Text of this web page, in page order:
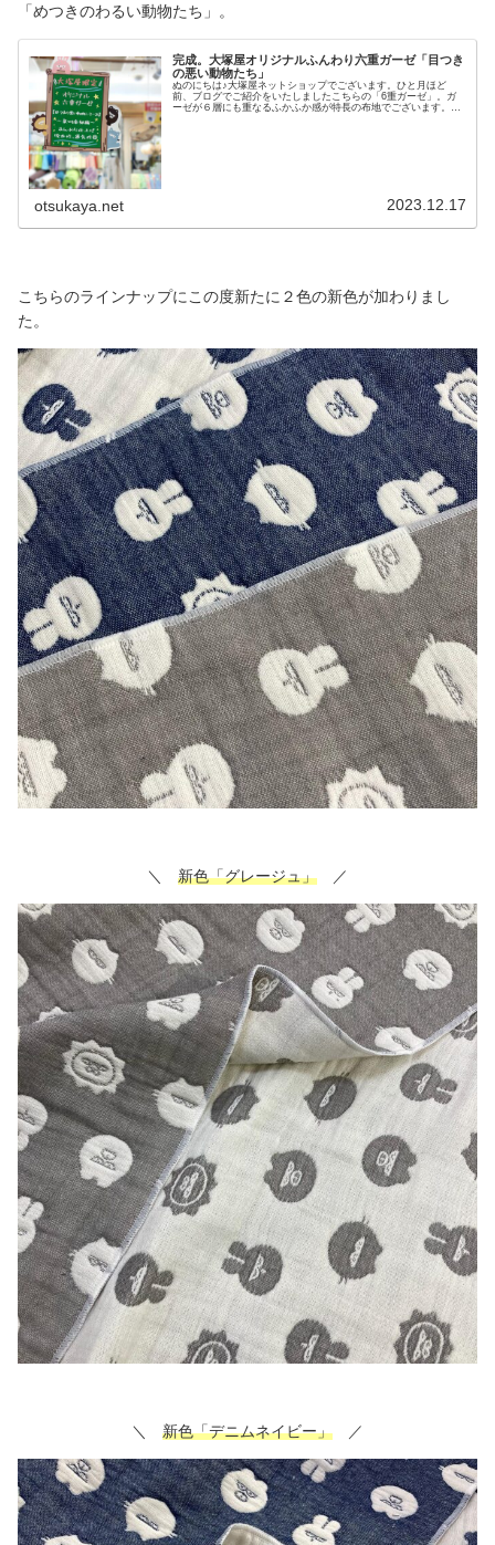
「めつきのわるい動物たち」。
完成。大塚屋オリジナルふんわり六重ガーゼ「目つき
の悪い動物たち」
ぬのにちは♪大塚屋ネットショップでございます。ひと月ほど
前、ブログでご紹介をいたしましたこちらの「6重ガーゼ」。ガ
ーゼが６層にも重なるふかふか感が特長の布地でございます。こ
otsukaya.net 2023.12.17
こちらのラインナップにこの度新たに２色の新色が加わりまし
た。
＼ 新色「グレージュ」 ／
＼ 新色「デニムネイビー」 ／